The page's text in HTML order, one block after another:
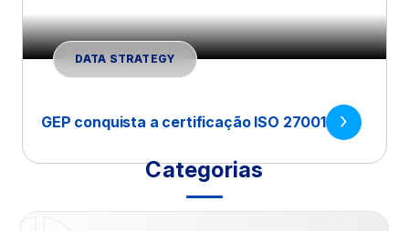
DATA STRATEGY
GEP conquista a certificação ISO 27001
Categorias